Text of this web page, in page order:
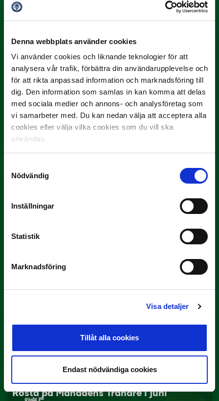
Denna webbplats använder cookies
Vi använder cookies och liknande teknologier för att
analysera vår trafik, förbättra din användarupplevelse och
för att rikta anpassad information och marknadsföring till
dig. Den information som samlas in kan komma att delas
med sociala medier och annons- och analysföretag som
vi samarbeter med. Du kan nedan välja att acceptera alla
cookies eller välja vilka cookies som du vill ska
användas.
Nödvändig
Inställningar
Statistik
Marknadsföring
Visa detaljer
Tillåt alla cookies
Endast nödvändiga cookies
"Vilken…
9 JULI
Han gjorde Månadens Mål i juni: ”En
projektil”
Slog till i…
3 JULI
Rösta på Månadens Tränare i juni